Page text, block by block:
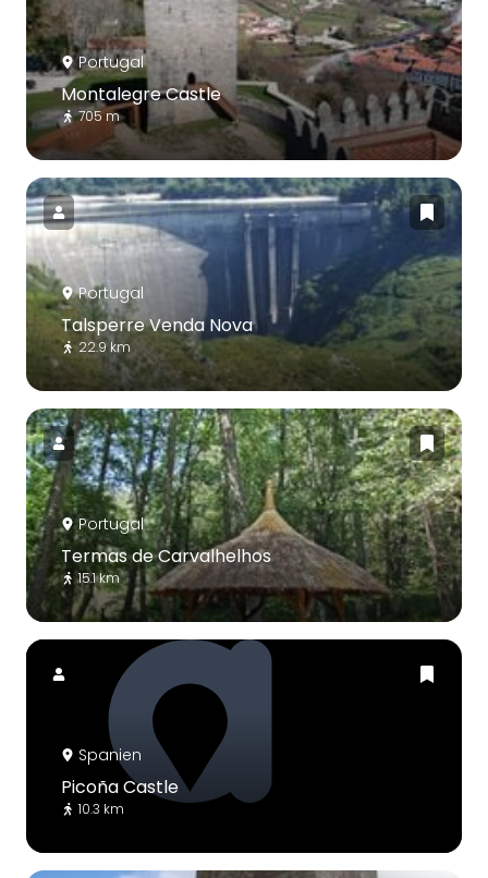
Portugal
Montalegre Castle
705 m
Portugal
Talsperre Venda Nova
22.9 km
Portugal
Termas de Carvalhelhos
15.1 km
Spanien
Picoña Castle
10.3 km